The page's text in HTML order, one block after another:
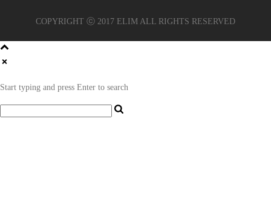
COPYRIGHT ⓒ 2017 ELIM ALL RIGHTS RESERVED
Start typing and press Enter to search